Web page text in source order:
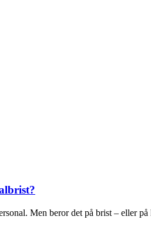
Men beror det på brist – eller